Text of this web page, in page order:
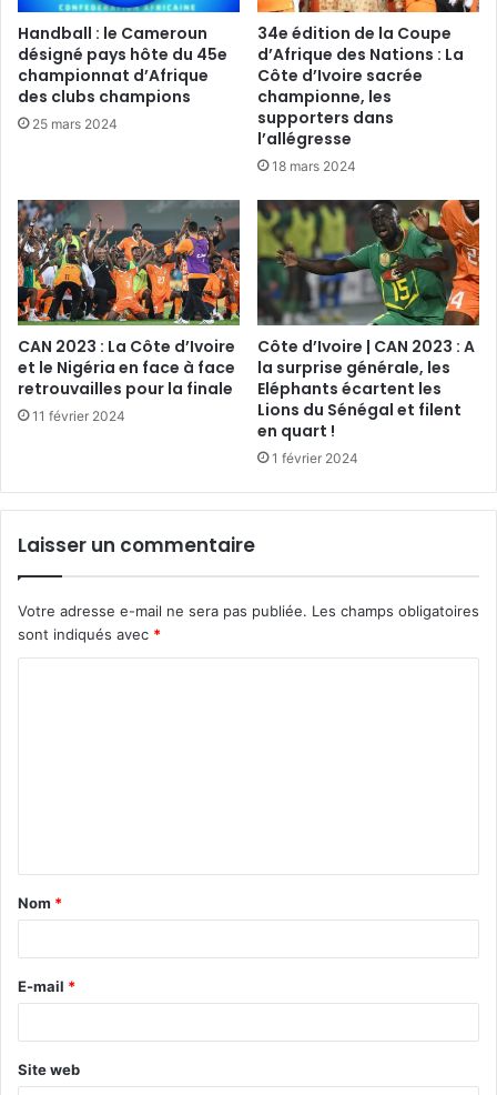
Handball : le Cameroun
désigné pays hôte du 45e
championnat d’Afrique
des clubs champions
25 mars 2024
34e édition de la Coupe
d’Afrique des Nations : La
Côte d’Ivoire sacrée
championne, les
supporters dans
l’allégresse
18 mars 2024
CAN 2023 : La Côte d’Ivoire
et le Nigéria en face à face
retrouvailles pour la finale
11 février 2024
Côte d’Ivoire | CAN 2023 : A
la surprise générale, les
Eléphants écartent les
Lions du Sénégal et filent
en quart !
1 février 2024
Laisser un commentaire
Votre adresse e-mail ne sera pas publiée. Les champs obligatoires
sont indiqués avec *
t
a
e
*
Nom *
E-mail *
Site web